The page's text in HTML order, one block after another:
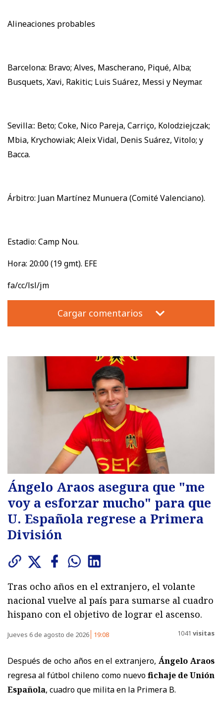
Alineaciones probables
Barcelona: Bravo; Alves, Mascherano, Piqué, Alba;
Busquets, Xavi, Rakitic; Luis Suárez, Messi y Neymar.
Sevilla:: Beto; Coke, Nico Pareja, Carriço, Kolodziejczak;
Mbia, Krychowiak; Aleix Vidal, Denis Suárez, Vitolo; y
Bacca.
Árbitro: Juan Martínez Munuera (Comité Valenciano).
Estadio: Camp Nou.
Hora: 20:00 (19 gmt). EFE
fa/cc/lsl/jm
Cargar comentarios
Ángelo Araos asegura que "me
voy a esforzar mucho" para que
U. Española regrese a Primera
División
Tras ocho años en el extranjero, el volante
nacional vuelve al país para sumarse al cuadro
hispano con el objetivo de lograr el ascenso.
Jueves 6 de agosto de 2026 19:08 1041 visitas
Después de ocho años en el extranjero,Ángelo Araos
regresa al fútbol chileno como nuevofichaje de Unión
Española, cuadro que milita en la Primera B.